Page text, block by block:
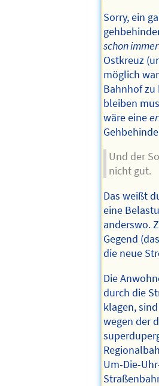
Sorry, ein
schon immer
Ostkreuz
möglich
Bahnhof zu
bleiben
wäre eine
Und der
nicht gut.
Das weißt
eine
anderswo.
Gegend
die neue
Die
durch die
klagen,
wegen der
Um-Die-